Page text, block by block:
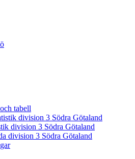
tabell
division 3 Södra Götaland
division 3 Södra Götaland
division 3 Södra Götaland